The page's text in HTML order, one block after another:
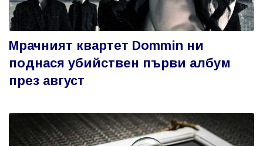
Мрачният квартет Dommin ни
поднася убийствен първи албум
през август